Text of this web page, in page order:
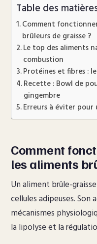
Table des
Comment
brûleurs de graisse ?
Le top des aliments
combustion
Protéines et fibres :
Recette : Bowl de
gingembre
Erreurs à éviter pour
Comment
les aliments
Un aliment brûle-
cellules adipeuses. Son
mécanismes
la lipolyse et la